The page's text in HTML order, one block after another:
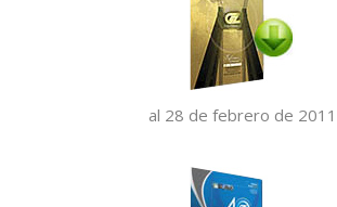
al 28 de febrero de 2011